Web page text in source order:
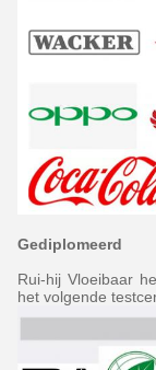
Gediplomeerd
Rui-hij Vloeibaar
het volgende